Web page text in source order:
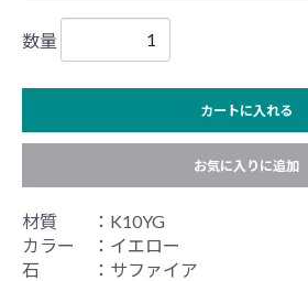
数量
カートに入れる
お気に入りに追加
材質 ：K10YG
カラー ：イエロー
石 ：サファイア